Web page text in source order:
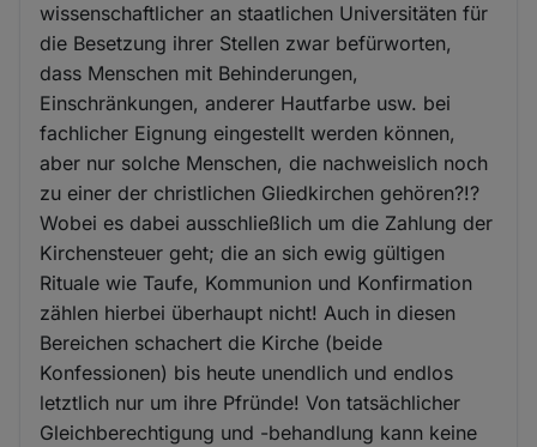
wissenschaftlicher an staatlichen Universitäten für
die Besetzung ihrer Stellen zwar befürworten,
dass Menschen mit Behinderungen,
Einschränkungen, anderer Hautfarbe usw. bei
fachlicher Eignung eingestellt werden können,
aber nur solche Menschen, die nachweislich noch
zu einer der christlichen Gliedkirchen gehören?!?
Wobei es dabei ausschließlich um die Zahlung der
Kirchensteuer geht; die an sich ewig gültigen
Rituale wie Taufe, Kommunion und Konfirmation
zählen hierbei überhaupt nicht! Auch in diesen
Bereichen schachert die Kirche (beide
Konfessionen) bis heute unendlich und endlos
letztlich nur um ihre Pfründe! Von tatsächlicher
Gleichberechtigung und -behandlung kann keine